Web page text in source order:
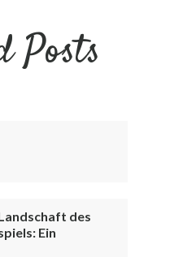
Posts
des
Ein